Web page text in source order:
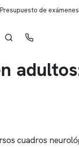
Presupuesto de exámenes
cuadros